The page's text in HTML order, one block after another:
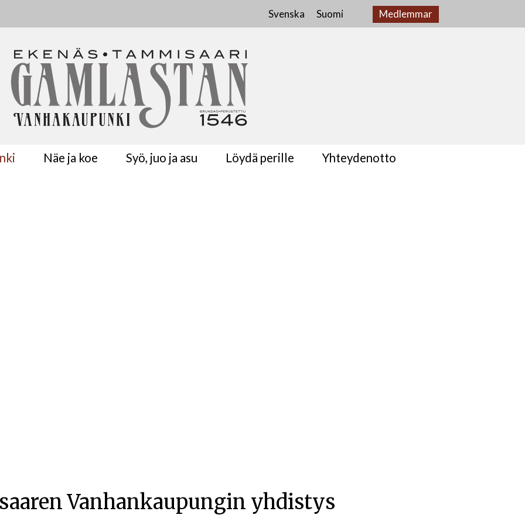
Svenska
Suomi Medlemmar
Näe ja koe Syö, juo ja asu Löydä perille Yhteydenotto
Vanhankaupungin yhdistys